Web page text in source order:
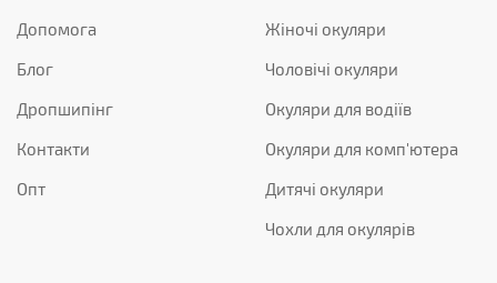
Допомога
Блог
Дропшипінг
Контакти
Опт
Жіночі окуляри
Чоловічі окуляри
Окуляри для водіїв
Окуляри для комп'ютера
Дитячі окуляри
Чохли для окулярів